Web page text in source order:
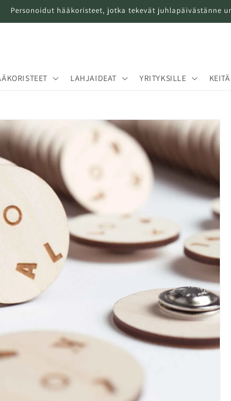
Personoidut hääkoristeet, jotka tekevät juhlapäivästänne
LAHJAIDEAT YRITYKSILLE